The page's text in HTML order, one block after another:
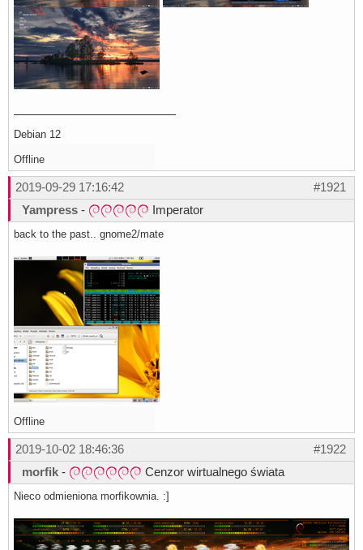
Debian 12
Offline
#1921
2019-09-29 17:16:42
Yampress - Imperator
back to the past.. gnome2/mate
Offline
#1922
2019-10-02 18:46:36
morfik - Cenzor wirtualnego świata
Nieco odmieniona morfikownia. :]